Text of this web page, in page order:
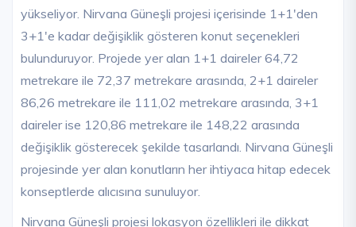
yükseliyor. Nirvana Güneşli projesi içerisinde 1+1'den
3+1'e kadar değişiklik gösteren konut seçenekleri
bulunduruyor. Projede yer alan 1+1 daireler 64,72
metrekare ile 72,37 metrekare arasında, 2+1 daireler
86,26 metrekare ile 111,02 metrekare arasında, 3+1
daireler ise 120,86 metrekare ile 148,22 arasında
değişiklik gösterecek şekilde tasarlandı. Nirvana Güneşli
projesinde yer alan konutların her ihtiyaca hitap edecek
konseptlerde alıcısına sunuluyor.
Nirvana Güneşli projesi lokasyon özellikleri ile dikkat